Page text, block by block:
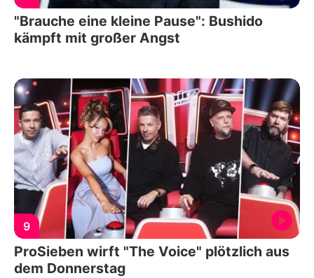
"Brauche eine kleine Pause": Bushido
kämpft mit großer Angst
9
ProSieben wirft "The Voice" plötzlich aus
dem Donnerstag